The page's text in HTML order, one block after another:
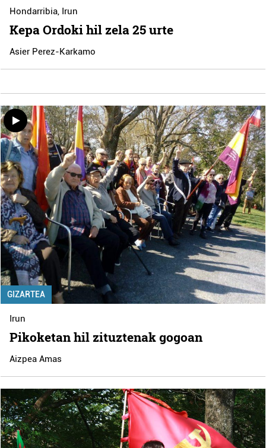
Hondarribia, Irun
Kepa Ordoki hil zela 25 urte
Asier Perez-Karkamo
GIZARTEA
Irun
Pikoketan hil zituztenak gogoan
Aizpea Amas